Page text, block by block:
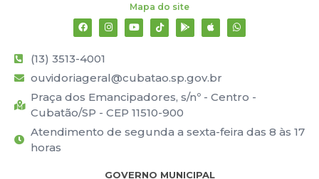
Mapa do site
(13) 3513-4001
ouvidoriageral@cubatao.sp.gov.br
Praça dos Emancipadores, s/nº - Centro -
Cubatão/SP - CEP 11510-900
Atendimento de segunda a sexta-feira das 8 às 17
horas
GOVERNO MUNICIPAL